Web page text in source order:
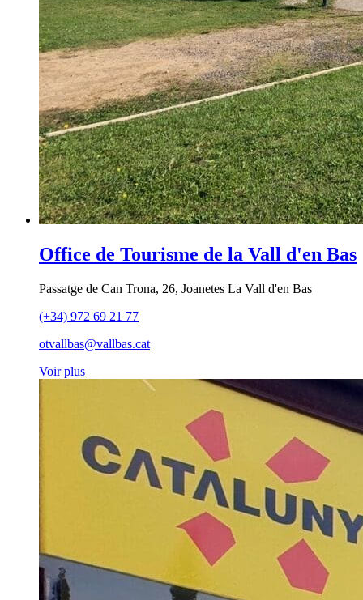
Office de Tourisme de la Vall d'en Bas
Passatge de Can Trona, 26, Joanetes La Vall d'en Bas
(+34) 972 69 21 77
otvallbas@vallbas.cat
Voir plus